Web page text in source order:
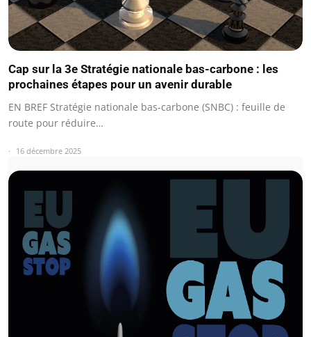
Cap sur la 3e Stratégie nationale bas-carbone : les
prochaines étapes pour un avenir durable
EN BREF Stratégie nationale bas-carbone (SNBC) : feuille de
route pour réduire…
16 décembre 2025